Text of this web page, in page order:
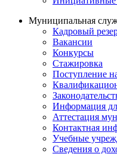
Муниципальная
Кадровый
Вакансии
Конкурсы
Стажировка
Поступление
Информация
Аттестация
Контактная
Учебные
Сведения о